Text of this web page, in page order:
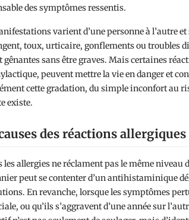
des symptômes ressentis.
varient d’une personne à l’autre
toux, urticaire, gonflements ou troubles
gênantes sans être graves. Mais certaines
peuvent mettre la vie en danger et
cette gradation, du simple inconfort au
existe.
des réactions
les allergies ne réclament pas le même niveau
peut se contenter d’un antihistaminique
En revanche, lorsque les symptômes
ou qu’ils s’aggravent d’une année sur